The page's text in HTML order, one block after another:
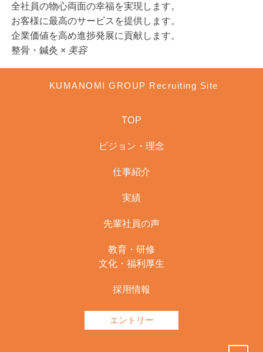
全社員の物心両面の幸福を実現します。
お客様に最高のサービスを提供します。
企業価値を高め進捗発展に貢献します。
整骨・鍼灸 × 美容
KUMANOMI GROUP Recruiting Site
TOP
ビジョン・理念
仕事紹介
実績
先輩社員の声
教育・研修
文化・福利厚生
採用情報
エントリー